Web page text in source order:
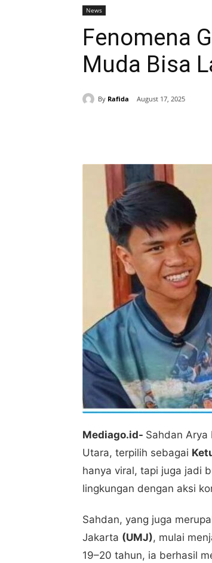
News
Fenomena
Muda Bisa
By Rafida August 17, 2025
Mediago.id- Sahdan Arya
Utara, terpilih sebagai
hanya viral, tapi juga jadi
lingkungan dengan aksi
Sahdan, yang juga
Jakarta (UMJ), mulai
19–20 tahun, ia berhasil